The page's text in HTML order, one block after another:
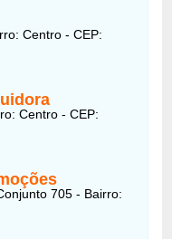
Centro - CEP:
Centro - CEP:
705 - Bairro: